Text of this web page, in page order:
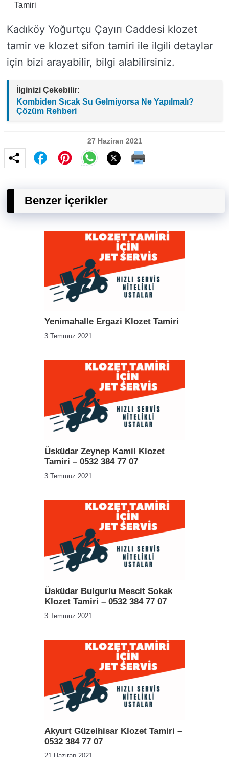
Tamiri
Kadıköy Yoğurtçu Çayırı Caddesi klozet
tamir ve klozet sifon tamiri ile ilgili detaylar
için bizi arayabilir, bilgi alabilirsiniz.
İlginizi Çekebilir:
Kombiden Sıcak Su Gelmiyorsa Ne Yapılmalı?
Çözüm Rehberi
27 Haziran 2021
Benzer İçerikler
Yenimahalle Ergazi Klozet Tamiri
3 Temmuz 2021
Üsküdar Zeynep Kamil Klozet
Tamiri – 0532 384 77 07
3 Temmuz 2021
Üsküdar Bulgurlu Mescit Sokak
Klozet Tamiri – 0532 384 77 07
3 Temmuz 2021
Akyurt Güzelhisar Klozet Tamiri –
0532 384 77 07